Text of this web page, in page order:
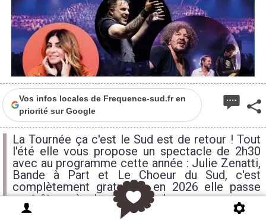
1
Vos infos locales de Frequence-sud.fr en
priorité sur Google
La Tournée ça c'est le Sud est de retour ! Tout
l'été elle vous propose un spectacle de 2h30
avec au programme cette année : Julie Zenatti,
Bande à Part et Le Choeur du Sud, c'est
complètement gratuit et en 2026 elle passe
peut-être près de chez vous !